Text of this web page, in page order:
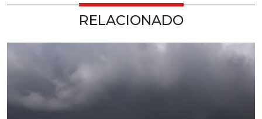
RELACIONADO